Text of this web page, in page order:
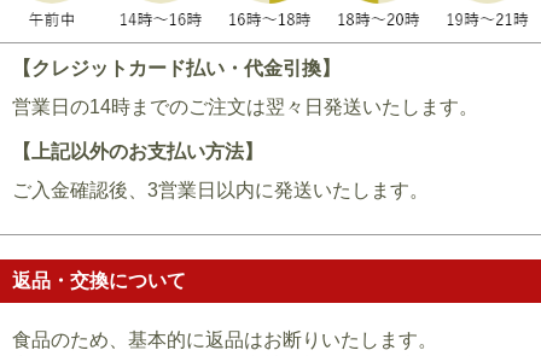
【クレジットカード払い・代金引換】
営業日の14時までのご注文は翌々日発送いたします。
【上記以外のお支払い方法】
ご入金確認後、3営業日以内に発送いたします。
返品・交換について
食品のため、基本的に返品はお断りいたします。